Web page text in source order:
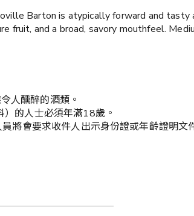
Barton is atypically forward and
fruit, and a broad, savory mouthfeel.
人醺醉的酒類。
的人士必須年滿18歲。
將會要求收件人出示身份證或年齡證明文